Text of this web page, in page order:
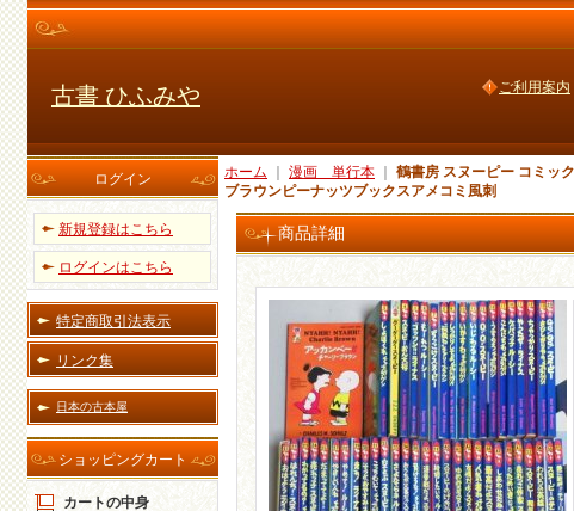
古書 ひふみや ご利用案内
ログイン
新規登録はこちら
ログインはこちら
特定商取引法表示
リンク集
日本の古本屋
ショッピングカート
カートの中身
ホーム 漫画 単行本
鶴書房 スヌーピー コミッ
ブラウンピーナッツブックスアメコミ風刺
商品詳細